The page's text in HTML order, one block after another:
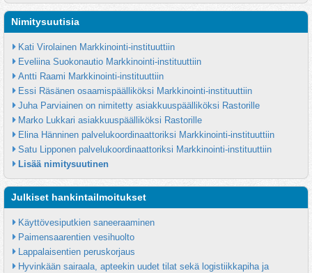
Nimitysuutisia
Kati Virolainen Markkinointi-instituuttiin
Eveliina Suokonautio Markkinointi-instituuttiin
Antti Raami Markkinointi-instituuttiin
Essi Räsänen osaamispäälliköksi Markkinointi-instituuttiin
Juha Parviainen on nimitetty asiakkuuspäälliköksi Rastorille
Marko Lukkari asiakkuuspäälliköksi Rastorille
Elina Hänninen palvelukoordinaattoriksi Markkinointi-instituuttiin
Satu Lipponen palvelukoordinaattoriksi Markkinointi-instituuttiin
Lisää nimitysuutinen
Julkiset hankintailmoitukset
Käyttövesiputkien saneeraaminen
Paimensaarentien vesihuolto
Lappalaisentien peruskorjaus
Hyvinkään sairaala, apteekin uudet tilat sekä logistiikkapiha ja